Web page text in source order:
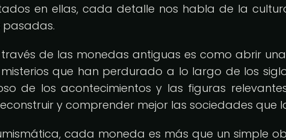
en ellas, cada detalle nos habla de la
través de las monedas antiguas es como abrir
que han perdurado a lo largo de los
de los acontecimientos y las figuras
y comprender mejor las sociedades que
cada moneda es más que un simple